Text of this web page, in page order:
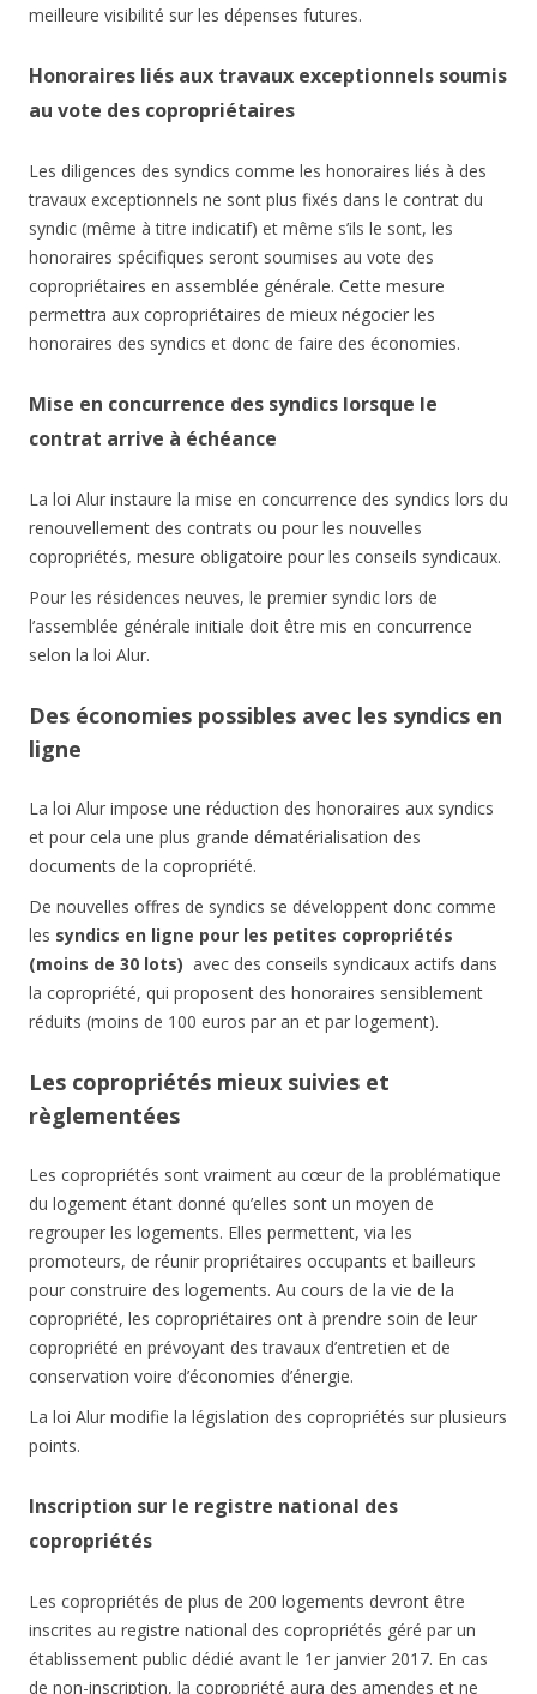
meilleure visibilité sur les dépenses futures.
Honoraires liés aux travaux exceptionnels soumis
au vote des copropriétaires
Les diligences des syndics comme les honoraires liés à des
travaux exceptionnels ne sont plus fixés dans le contrat du
syndic (même à titre indicatif) et même s’ils le sont, les
honoraires spécifiques seront soumises au vote des
copropriétaires en assemblée générale. Cette mesure
permettra aux copropriétaires de mieux négocier les
honoraires des syndics et donc de faire des économies.
Mise en concurrence des syndics lorsque le
contrat arrive à échéance
La loi Alur instaure la mise en concurrence des syndics lors du
renouvellement des contrats ou pour les nouvelles
copropriétés, mesure obligatoire pour les conseils syndicaux.
Pour les résidences neuves, le premier syndic lors de
l’assemblée générale initiale doit être mis en concurrence
selon la loi Alur.
Des économies possibles avec les syndics en
ligne
La loi Alur impose une réduction des honoraires aux syndics
et pour cela une plus grande dématérialisation des
documents de la copropriété.
De nouvelles offres de syndics se développent donc comme
les syndics en ligne pour les petites copropriétés
(moins de 30 lots) avec des conseils syndicaux actifs dans
la copropriété, qui proposent des honoraires sensiblement
réduits (moins de 100 euros par an et par logement).
Les copropriétés mieux suivies et
règlementées
Les copropriétés sont vraiment au cœur de la problématique
du logement étant donné qu’elles sont un moyen de
regrouper les logements. Elles permettent, via les
promoteurs, de réunir propriétaires occupants et bailleurs
pour construire des logements. Au cours de la vie de la
copropriété, les copropriétaires ont à prendre soin de leur
copropriété en prévoyant des travaux d’entretien et de
conservation voire d’économies d’énergie.
La loi Alur modifie la législation des copropriétés sur plusieurs
points.
Inscription sur le registre national des
copropriétés
Les copropriétés de plus de 200 logements devront être
inscrites au registre national des copropriétés géré par un
établissement public dédié avant le 1er janvier 2017. En cas
de non-inscription, la copropriété aura des amendes et ne